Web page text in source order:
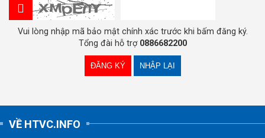
Vui lòng nhập mã bảo mật chính xác trước khi bấm đăng ký.
Tổng đài hỗ trợ 0886682200
VỀ HTVC.INFO